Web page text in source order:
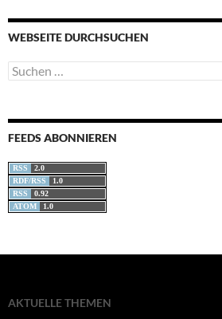
WEBSEITE DURCHSUCHEN
Suchen
nach:
FEEDS ABONNIEREN
RSS
2.0
RDF/RSS
1.0
RSS
0.92
ATOM
1.0
AKTUELLE THEMEN